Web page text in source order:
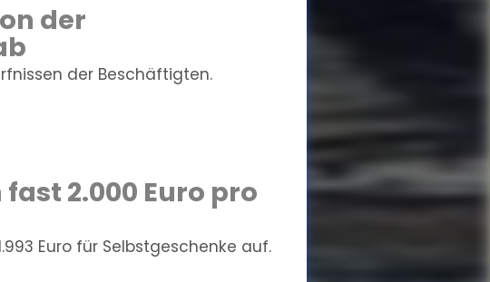
der
der Beschäftigten.
2.000 Euro pro
Euro für Selbstgeschenke auf.